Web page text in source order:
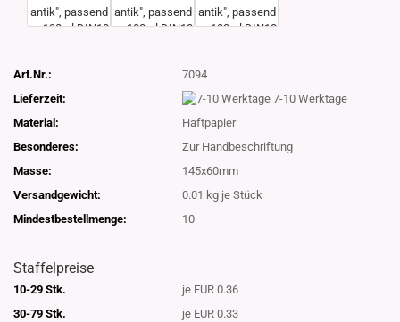
Art.Nr.:
7094
Lieferzeit:
7-10 Werktage
Material:
Haftpapier
Besonderes:
Zur Handbeschriftung
Masse:
145x60mm
Versandgewicht:
0.01 kg je Stück
Mindestbestellmenge:
10
Staffelpreise
10-29 Stk.
je EUR 0.36
30-79 Stk.
je EUR 0.33